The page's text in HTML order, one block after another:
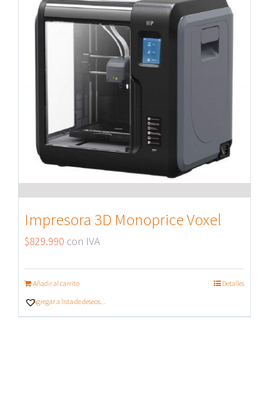
Impresora 3D Monoprice Voxel
$829.990 con IVA
Añadir al carrito
Detalles
Agregar a lista de deseos...